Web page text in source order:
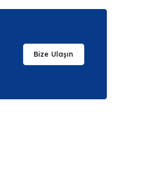
Bize Ulaşın